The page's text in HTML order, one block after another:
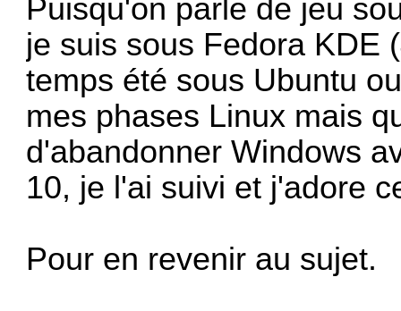
Puisqu'on parle de jeu
je suis sous Fedora KDE
temps été sous Ubuntu
mes phases Linux mais
d'abandonner Windows
10, je l'ai suivi et j'adore
Pour en revenir au sujet.